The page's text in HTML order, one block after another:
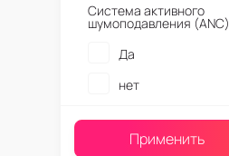
Система активного
шумоподавления (ANC)
Да
нет
Применить